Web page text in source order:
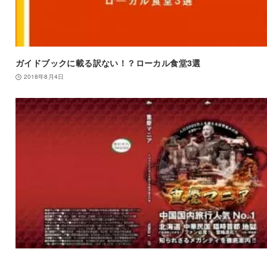
ガイドブックに載る訳ない！？ローカル食堂3選
2018年8月4日